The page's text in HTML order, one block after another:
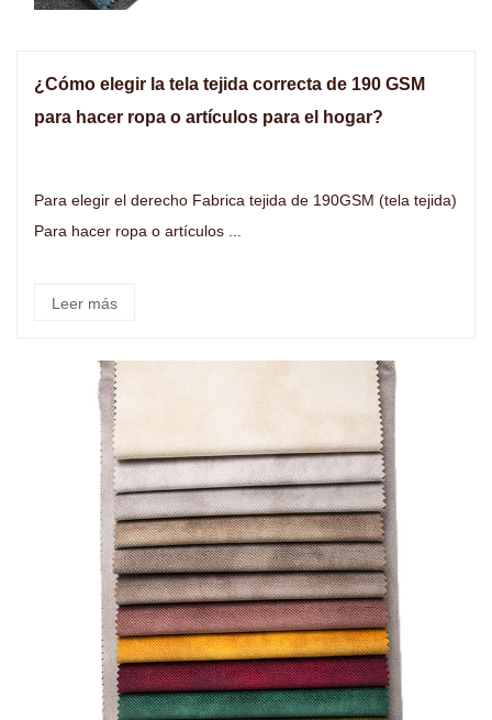
¿Cómo elegir la tela tejida correcta de 190 GSM
para hacer ropa o artículos para el hogar?
Para elegir el derecho Fabrica tejida de 190GSM (tela tejida)
Para hacer ropa o artículos ...
Leer más